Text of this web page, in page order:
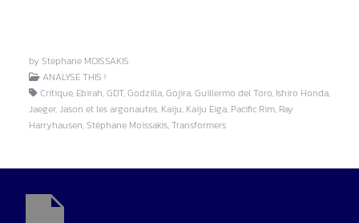
by Stephane MOISSAKIS
ANALYSE THIS !
Critique, Ebirah, GDT, Godzilla, Gojira, Guillermo del Toro, Ishiro Honda,
Jaeger, Jason et les argonautes, Kaiju, Kaiju Eiga, Pacific Rim, Ray
Harryhausen, Stéphane Moïssakis, Transformers